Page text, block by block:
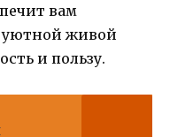
вам
уютной живой
и пользу.